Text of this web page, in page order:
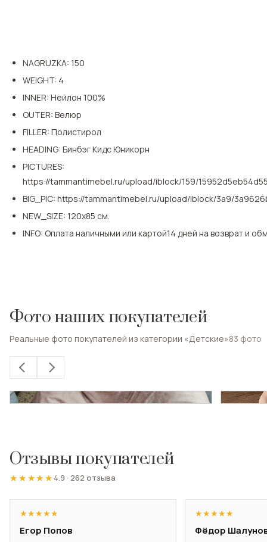
NAGRUZKA: 150
WEIGHT: 4
INNER: Нейлон 100%
OUTER: Велюр
FILLER: Полистирол
HEADING: Бинбэг Кидс Юникорн
PICTURES:
https://tammantimebel.ru/upload/iblock/159/
BIG_PIC: https://tammantimebel.ru/upload/iblock/3a9/
NEW_SIZE: 120х85 см.
INFO: Оплата наличными или картой14 дней на возврат и
Фото наших покупателей
Реальные фото покупателей из категории «Детские»83 фото
Отзывы покупателей
★★★★★
★★★★★ 4.9 · 262 отзыва
★★★★★
Егор Попов
★★★★★
Фёдор